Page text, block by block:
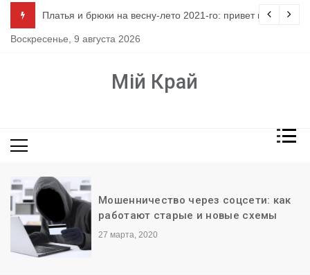
содержимому
Платья и брюки на весну-лето 2021-го: привет из 80-х
Воскресенье, 9 августа 2026
Мій Край
Мошенничество через соцсети: как
работают старые и новые схемы
27 марта, 2020